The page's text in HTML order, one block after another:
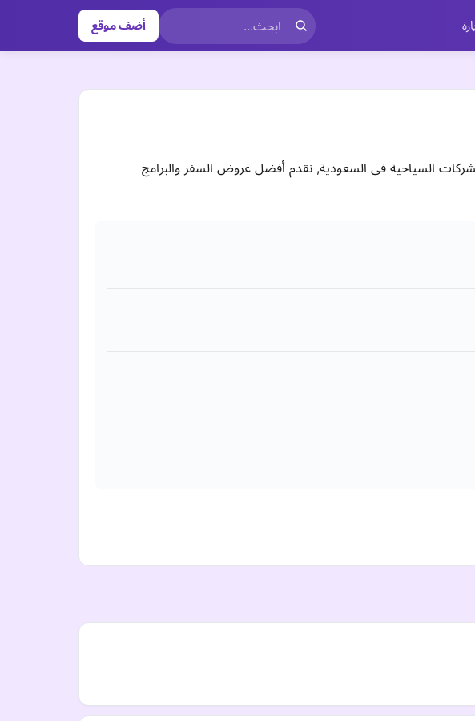
أضف موقع
السياحية فى السعودية, نقدم أفضل عروض السفر والبرامج